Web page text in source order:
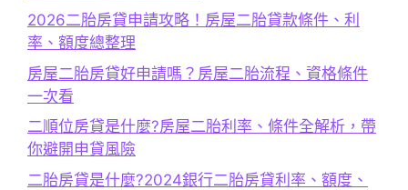
2026二胎房貸申請攻略！房屋二胎貸款條件、利
率、額度總整理
房屋二胎房貸好申請嗎？房屋二胎流程、資格條件
一次看
二順位房貸是什麼?房屋二胎利率、條件全解析，帶
你避開申貸風險
二胎房貸是什麼?2024銀行二胎房貸利率、額度、